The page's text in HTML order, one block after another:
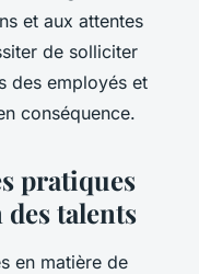
et aux attentes
de solliciter
des employés et
conséquence.
pratiques
talents
en matière de